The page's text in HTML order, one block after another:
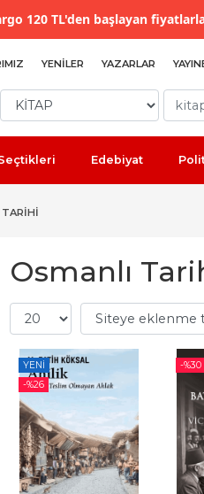
120 TL'den başlayan
YENILER YAZARLAR
Edebiyat
TARIHI
Osmanlı
YENI
-%26
-%30